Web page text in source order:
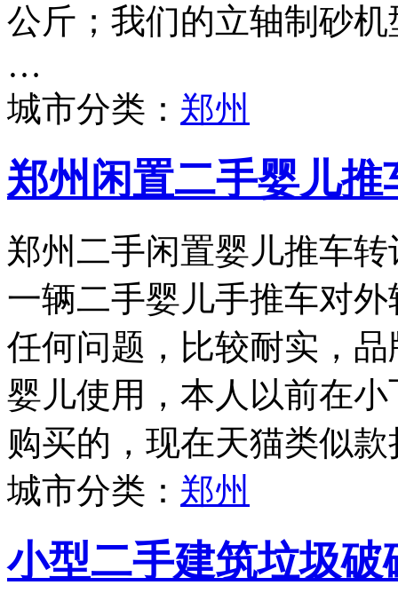
公斤；我们的立轴制砂
…
城市分类： 郑州
郑州闲置二手婴儿推
郑州二手闲置婴儿推车
一辆二手婴儿手推车对
任何问题，比较耐实，品
婴儿使用，本人以前在
购买的，现在天猫类似
城市分类： 郑州
小型二手建筑垃圾破